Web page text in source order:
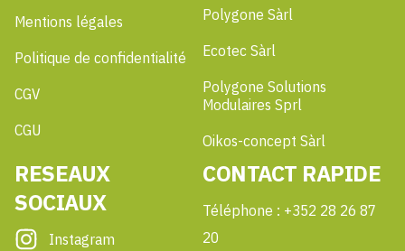
Mentions légales
Politique de confidentialité
CGV
CGU
Polygone Sàrl
Ecotec Sàrl
Polygone Solutions
Modulaires Sprl
Oikos-concept Sàrl
RESEAUX
SOCIAUX
Instagram
CONTACT RAPIDE
Téléphone : +352 28 26 87
20